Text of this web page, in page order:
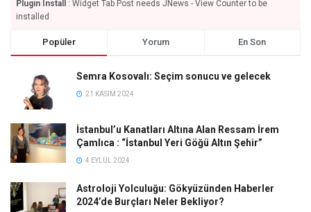
Plugin Install
: Widget Tab Post needs JNews - View Counter to be
installed
Popüler Yorum En Son
Semra Kosovalı: Seçim sonucu ve gelecek
21 KASIM 2024
İstanbul’u Kanatları Altına Alan Ressam İrem
Çamlıca : “İstanbul Yeri Göğü Altın Şehir”
4 EYLÜL 2024
Astroloji Yolculuğu: Gökyüzünden Haberler
2024’de Burçları Neler Bekliyor?